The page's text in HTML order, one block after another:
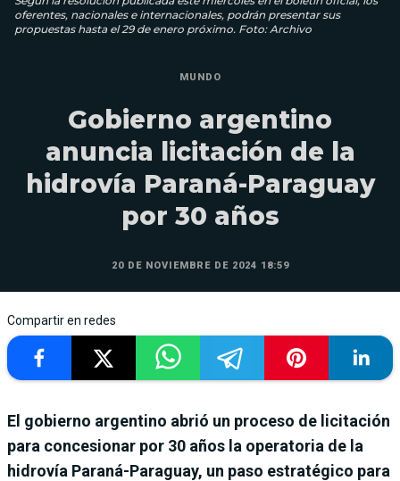
oferentes, nacionales e internacionales, podrán presentar sus
propuestas hasta el 29 de enero próximo. Foto: Archivo
MUNDO
Gobierno argentino
anuncia licitación de la
hidrovía Paraná-Paraguay
por 30 años
20 DE NOVIEMBRE DE 2024 18:59
Compartir en redes
El gobierno argentino abrió un proceso de licitación
para concesionar por 30 años la operatoria de la
hidrovía Paraná-Paraguay, un paso estratégico para